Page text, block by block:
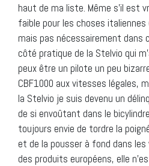
haut de ma liste. Même s’il est
faible pour les choses italiennes
mais pas nécessairement dans
côté pratique de la Stelvio qui
peux être un pilote un peu
CBF1000 aux vitesses légales,
la Stelvio je suis devenu un
de si envoûtant dans le
toujours envie de tordre la
et de la pousser à fond dans
des produits européens, elle